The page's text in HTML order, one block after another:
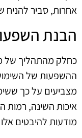
אחרות, סביר להניח
הבנת
כחלק מהתהליך של
ההשפעות של
מצביעים על כך
איכות השינה, רמות
מודעות להיבטים